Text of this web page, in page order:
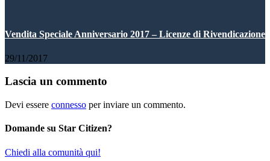
Vendita Speciale Anniversario 2017 – Licenze di Rivendicazione
29/11/2017
Lascia un commento
Devi essere connesso per inviare un commento.
Domande su Star Citizen?
Chiedi alla comunità qui!